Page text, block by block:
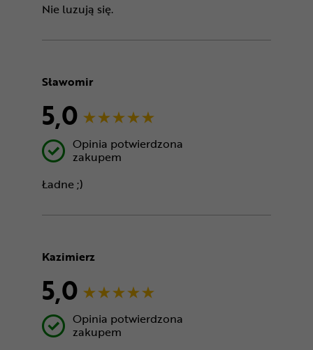
Nie luzują się.
Sławomir
5,0
Opinia potwierdzona
zakupem
Ładne ;)
Kazimierz
5,0
Opinia potwierdzona
zakupem